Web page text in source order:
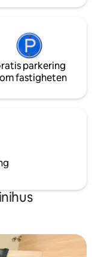
parkering
fastigheten